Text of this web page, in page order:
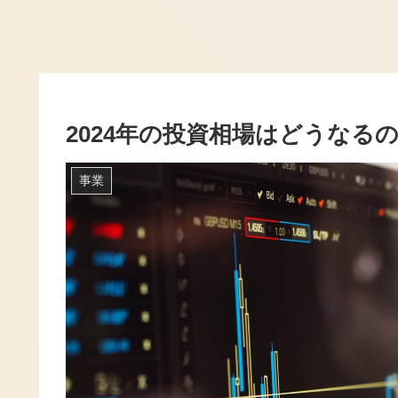
2024年の投資相場はどうなる
事業